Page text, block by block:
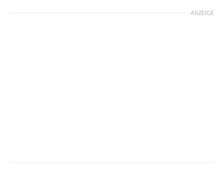
ANZEIGE